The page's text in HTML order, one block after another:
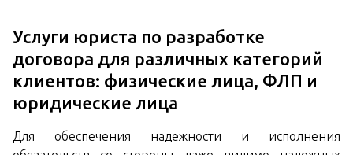
Услуги юриста по разработке
договора для различных категорий
клиентов: физические лица, ФЛП и
юридические лица
Для обеспечения надежности и исполнения